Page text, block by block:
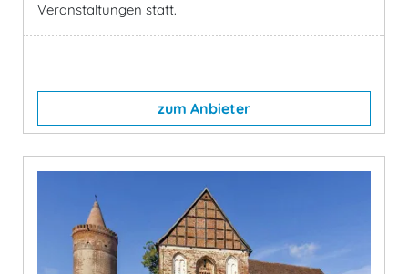
Veranstaltungen statt.
zum Anbieter